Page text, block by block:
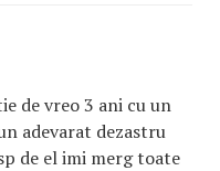
de vreo 3 ani cu un
adevarat dezastru
de el imi merg toate